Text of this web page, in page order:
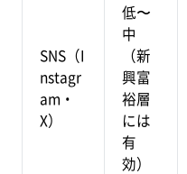
SNS（I
nstagr
am・
X）
低〜
中
（新
興富
裕層
には
有
効）